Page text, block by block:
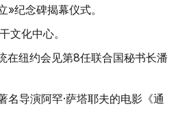
纪念碑揭幕仪式。
文化中心。
在纽约会见第8任联合国秘书长潘
名导演阿罕·萨塔耶夫的电影《通